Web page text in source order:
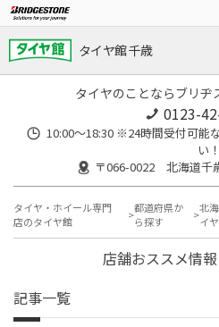
タイヤ館 千歳
タイヤのことならブリヂ
0123-
10:00～18:30 ※24時間受付可能
い！
〒066-0022 北海道千
タイヤ・ホイール専門
店のタイヤ館
都道府県か
ら探す
北
イ
店舗おススメ情
記事一覧